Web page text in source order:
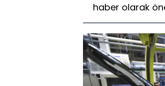
haber olarak